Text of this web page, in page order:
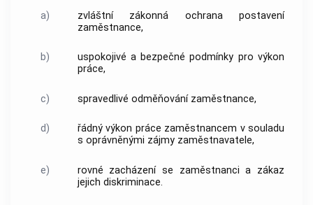
a)
zvláštní zákonná ochrana postavení
zaměstnance,
b)
uspokojivé a bezpečné podmínky pro výkon
práce,
c) spravedlivé odměňování zaměstnance,
d) řádný výkon práce zaměstnancem v souladu
s oprávněnými zájmy zaměstnavatele,
e) rovné zacházení se zaměstnanci a zákaz
jejich diskriminace.